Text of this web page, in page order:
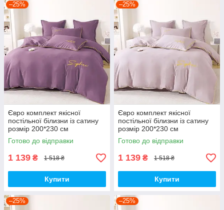
–25%
Євро комплект якісної
постільної білизни із сатину
розмір 200*230 см
Готово до відправки
1 139 ₴ 1 518 ₴
Купити
–25%
Євро комплект якісної
постільної білизни із сатину
розмір 200*230 см
Готово до відправки
1 139 ₴ 1 518 ₴
Купити
–25% –25%